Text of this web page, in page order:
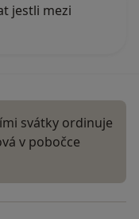
jestli mezi
svátky ordinuje
v pobočce